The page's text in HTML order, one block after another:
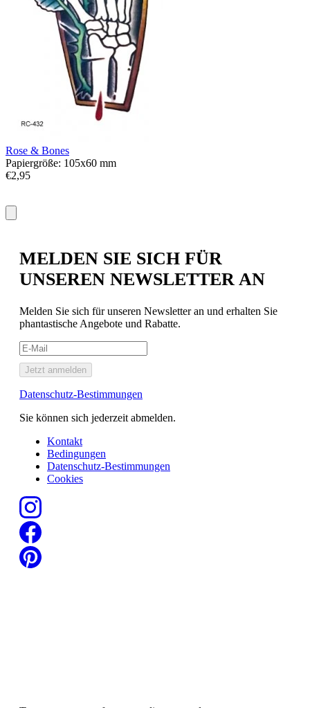
Rose & Bones
Papiergröße: 105x60 mm
€2,95
MELDEN SIE SICH FÜR
UNSEREN NEWSLETTER AN
Melden Sie sich für unseren Newsletter an und erhalten Sie
phantastische Angebote und Rabatte.
Jetzt anmelden
Datenschutz-Bestimmungen
Sie können sich jederzeit abmelden.
Kontakt
Bedingungen
Datenschutz-Bestimmungen
Cookies